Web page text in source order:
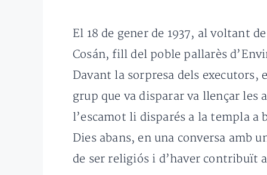
El 18 de gener de 1937, al voltant
Cosán, fill del poble pallarès
Davant la sorpresa dels executors,
grup que va disparar va llençar les
l’escamot li disparés a la templa
Dies abans, en una conversa amb
de ser religiós i d’haver contribuït